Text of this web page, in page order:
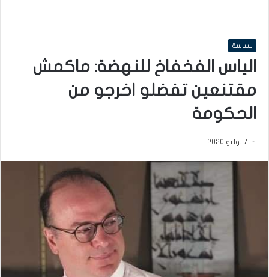
سياسة
الياس الفخفاخ للنهضة: ماكمش
مقتنعين تفضلو اخرجو من
الحكومة
7 يوليو 2020